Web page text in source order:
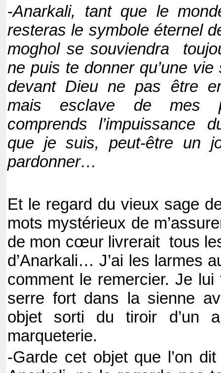
-Anarkali, tant que le
resteras le symbole éternel
moghol se souviendra
ne puis te donner qu’une
devant Dieu ne pas être
mais esclave de mes
comprends l’impuissance
que je suis, peut-être un
pardonner…
Et le regard du vieux sage
mots mystérieux de
de mon cœur livrerait tous
d’Anarkali… J’ai les larmes
comment le remercier. Je lui
serre fort dans la sienne
objet sorti du tiroir d’un
marqueterie.
-Garde cet objet que l’on